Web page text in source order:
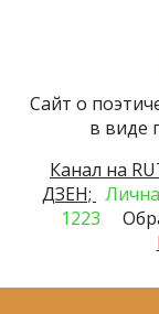
Сайт о
в виде
Канал на
ДЗЕН;
1223